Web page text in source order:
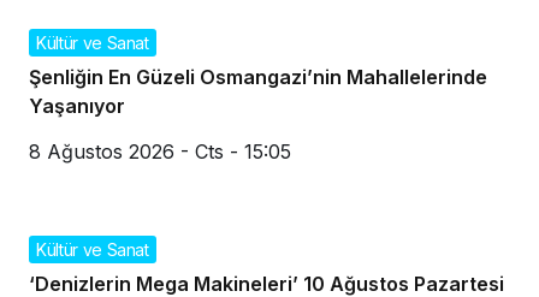
Kültür ve Sanat
Şenliğin En Güzeli Osmangazi’nin Mahallelerinde
Yaşanıyor
8 Ağustos 2026 - Cts - 15:05
Kültür ve Sanat
‘Denizlerin Mega Makineleri’ 10 Ağustos Pazartesi